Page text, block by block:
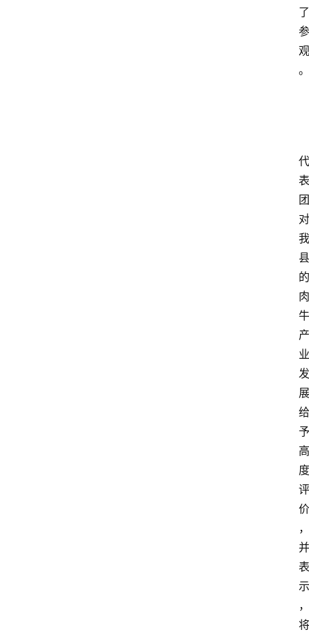
了
参
观
。
代
表
团
对
我
县
的
肉
牛
产
业
发
展
给
予
高
度
评
价
，
并
表
示
，
将